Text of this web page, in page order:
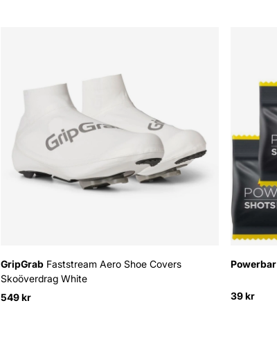
GripGrab Faststream Aero Shoe Covers
Skoöverdrag White
549 kr
Powerbar
39 kr